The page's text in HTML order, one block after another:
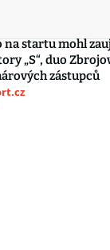
na startu mohl
„S“, duo
zástupců